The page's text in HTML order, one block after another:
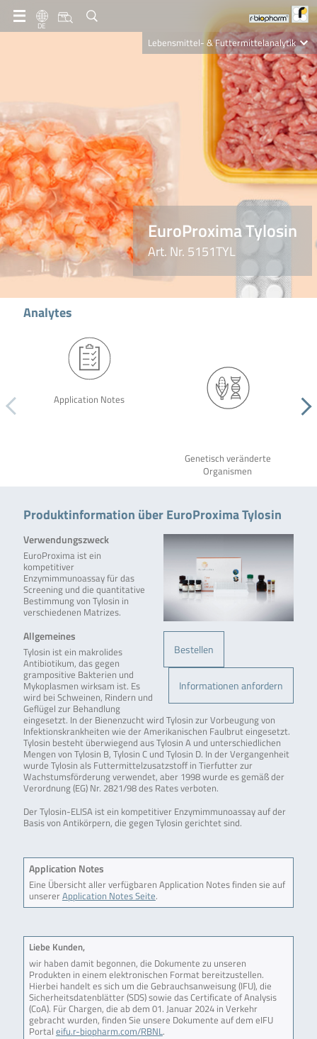
DE
Lebensmittel- & Futtermittelanalytik
Clinical Diagnostics
EuroProxima Tylosin
Art. Nr. 5151TYL
Analytes
Application Notes
Genetisch veränderte
Organismen
Produktinformation über EuroProxima Tylosin
Bestellen
Informationen anfordern
Verwendungszweck
EuroProxima ist ein
kompetitiver
Enzymimmunoassay für das
Screening und die quantitative
Bestimmung von Tylosin in
verschiedenen Matrizes.
Allgemeines
Tylosin ist ein makrolides
Antibiotikum, das gegen
grampositive Bakterien und
Mykoplasmen wirksam ist. Es
wird bei Schweinen, Rindern und
Geflügel zur Behandlung
eingesetzt. In der Bienenzucht wird Tylosin zur Vorbeugung von
Infektionskrankheiten wie der Amerikanischen Faulbrut eingesetzt.
Tylosin besteht überwiegend aus Tylosin A und unterschiedlichen
Mengen von Tylosin B, Tylosin C und Tylosin D. In der Vergangenheit
wurde Tylosin als Futtermittelzusatzstoff in Tierfutter zur
Wachstumsförderung verwendet, aber 1998 wurde es gemäß der
Verordnung (EG) Nr. 2821/98 des Rates verboten.
Der Tylosin-ELISA ist ein kompetitiver Enzymimmunoassay auf der
Basis von Antikörpern, die gegen Tylosin gerichtet sind.
Application Notes
Eine Übersicht aller verfügbaren Application Notes finden sie auf
unsererApplication Notes Seite.
Liebe Kunden,
wir haben damit begonnen, die Dokumente zu unseren
Produkten in einem elektronischen Format bereitzustellen.
Hierbei handelt es sich um die Gebrauchsanweisung (IFU), die
Sicherheitsdatenblätter (SDS) sowie das Certificate of Analysis
(CoA). Für Chargen, die ab dem 01. Januar 2024 in Verkehr
gebracht wurden, finden Sie unsere Dokumente auf dem eIFU
Portal eifu.r-biopharm.com/RBNL.